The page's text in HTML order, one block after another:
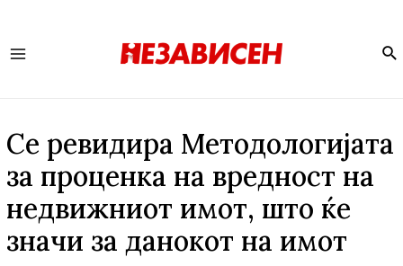
Се ревидира Методологијата
за проценка на вредност на
недвижниот имот, што ќе
значи за данокот на имот